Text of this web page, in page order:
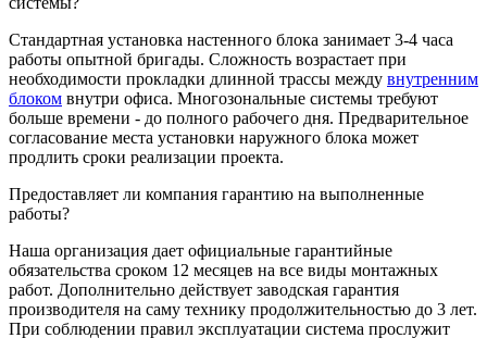
Стандартная установка настенного блока занимает 3-4 часа
работы опытной бригады. Сложность возрастает при
необходимости прокладки длинной трассы между внутренним
блоком внутри офиса. Многозональные системы требуют
больше времени - до полного рабочего дня. Предварительное
согласование места установки наружного блока может
продлить сроки реализации проекта.
Предоставляет ли компания гарантию на выполненные
работы?
Наша организация дает официальные гарантийные
обязательства сроком 12 месяцев на все виды монтажных
работ. Дополнительно действует заводская гарантия
производителя на саму технику продолжительностью до 3 лет.
При соблюдении правил эксплуатации система прослужит